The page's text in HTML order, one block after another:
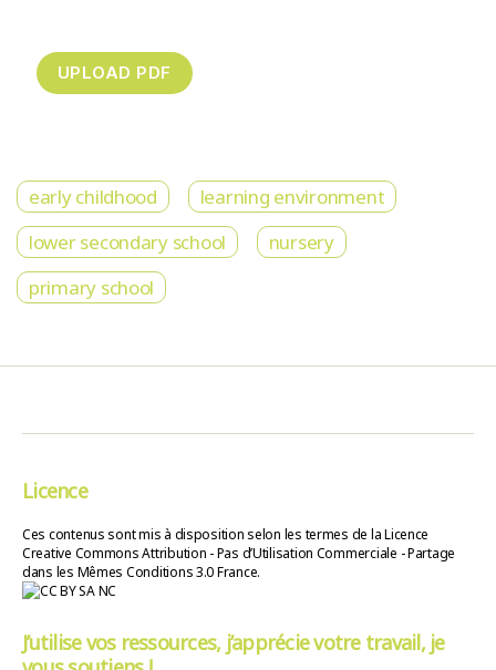
early childhood
learning environment
lower secondary school
nursery
primary school
Licence
Ces contenus sont mis à disposition selon les termes de la Licence
Creative Commons Attribution - Pas d’Utilisation Commerciale - Partage
dans les Mêmes Conditions 3.0 France.
J’utilise vos ressources, j’apprécie votre travail, je